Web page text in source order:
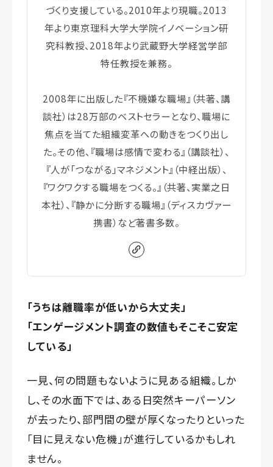
づくり支援している。2010年より現職。2013
年より東京理科大学大学院イノベーション研
究科教授、2018年より武蔵野大学経営学部
特任教授を兼務。
2008年に出版した『不機嫌な職場』（共著、講
談社）は28万部のベストセラーとなり、職場に
焦点を当てた組織変革への動きをつくり出し
た。その他、『職場は感情で変わる』（講談社）、
『人が「つながる」マネジメント』（中経出版）、
『ワクワクする職場をつくる。』（共著、実業之日
本社）、『静かに分断する職場』（ディスカヴァー
携書）など著書多数。
「うちは離職率が低いから大丈夫」
「エンゲージメント調査の数値もそこそこ安定
している」
一見、何の問題もないように見ある組織。しか
し、その水面下では、ある日突然キーパーソン
が去ったり、部門間の壁が厚くなったりといった
「目に見えない危機」が進行しているかもしれ
ません。